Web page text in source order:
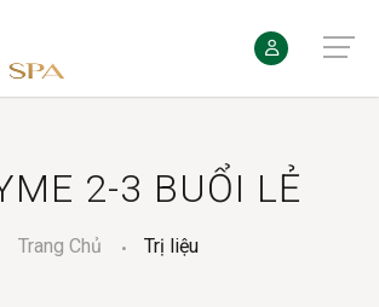
2-3 BUỔI LẺ
Trang Chủ Trị liệu